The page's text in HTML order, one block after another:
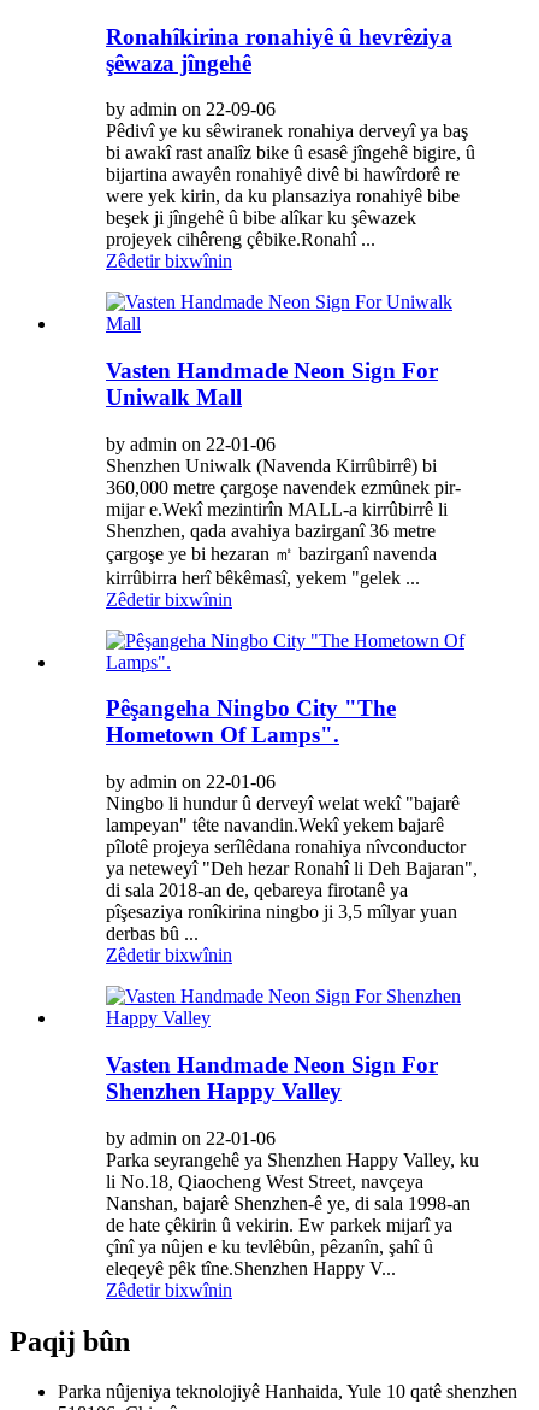
Ronahîkirina ronahiyê û hevrêziya
şêwaza jîngehê
by admin on 22-09-06
Pêdivî ye ku sêwiranek ronahiya derveyî ya baş
bi awakî rast analîz bike û esasê jîngehê bigire, û
bijartina awayên ronahiyê divê bi hawîrdorê re
were yek kirin, da ku plansaziya ronahiyê bibe
beşek ji jîngehê û bibe alîkar ku şêwazek
projeyek cihêreng çêbike.Ronahî ...
Zêdetir bixwînin
Vasten Handmade Neon Sign For
Uniwalk Mall
by admin on 22-01-06
Shenzhen Uniwalk (Navenda Kirrûbirrê) bi
360,000 metre çargoşe navendek ezmûnek pir-
mijar e.Wekî mezintirîn MALL-a kirrûbirrê li
Shenzhen, qada avahiya bazirganî 36 metre
çargoşe ye bi hezaran ㎡ bazirganî navenda
kirrûbirra herî bêkêmasî, yekem "gelek ...
Zêdetir bixwînin
Pêşangeha Ningbo City "The
Hometown Of Lamps".
by admin on 22-01-06
Ningbo li hundur û derveyî welat wekî "bajarê
lampeyan" tête navandin.Wekî yekem bajarê
pîlotê projeya serîlêdana ronahiya nîvconductor
ya neteweyî "Deh hezar Ronahî li Deh Bajaran",
di sala 2018-an de, qebareya firotanê ya
pîşesaziya ronîkirina ningbo ji 3,5 mîlyar yuan
derbas bû ...
Zêdetir bixwînin
Vasten Handmade Neon Sign For
Shenzhen Happy Valley
by admin on 22-01-06
Parka seyrangehê ya Shenzhen Happy Valley, ku
li No.18, Qiaocheng West Street, navçeya
Nanshan, bajarê Shenzhen-ê ye, di sala 1998-an
de hate çêkirin û vekirin. Ew parkek mijarî ya
çînî ya nûjen e ku tevlêbûn, pêzanîn, şahî û
eleqeyê pêk tîne.Shenzhen Happy V...
Zêdetir bixwînin
Paqij bûn
Parka nûjeniya teknolojiyê Hanhaida, Yule 10 qatê shenzhen